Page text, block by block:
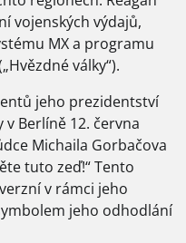
vojenských výdajů,
MX a programu
války“).
jeho prezidentství
Berlíně 12. června
Michaila Gorbačova
tuto zeď!“ Tento
v rámci jeho
jeho odhodlání